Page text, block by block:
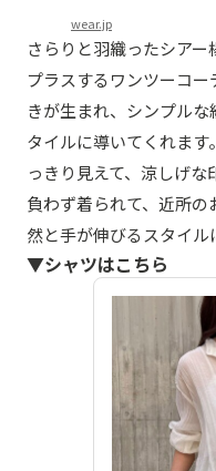
wear.jp
さらりと羽織ったシア
プラスするワンツーコ
きが生まれ、シンプル
タイルに導いてくれま
っきり見えて、涼しげ
負わず着られて、近所
然と手が伸びるスタイル
▼シャツはこちら